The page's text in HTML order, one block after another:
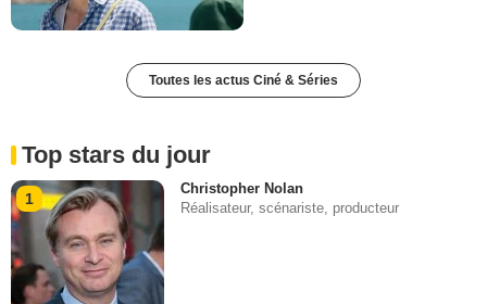
Toutes les actus Ciné & Séries
Top stars du jour
1
Christopher Nolan
Réalisateur, scénariste, producteur